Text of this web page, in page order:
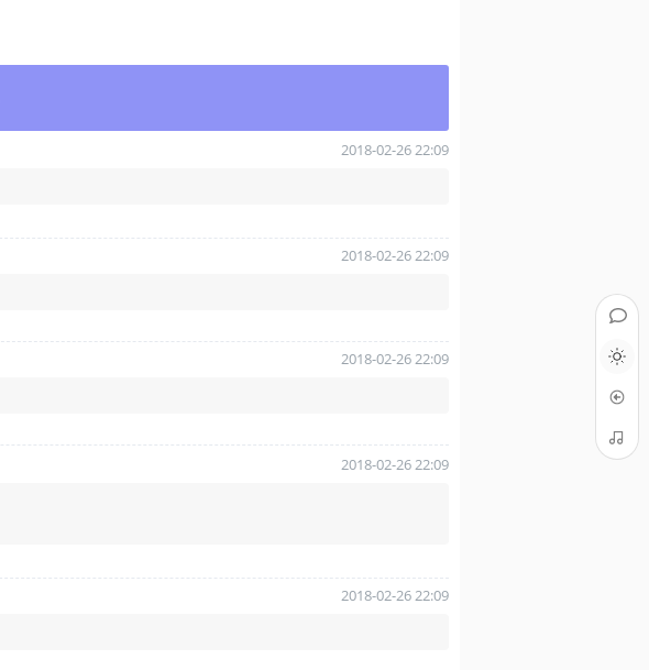
2018-02-26 22:09
2018-02-26 22:09
2018-02-26 22:09
2018-02-26 22:09
2018-02-26 22:09